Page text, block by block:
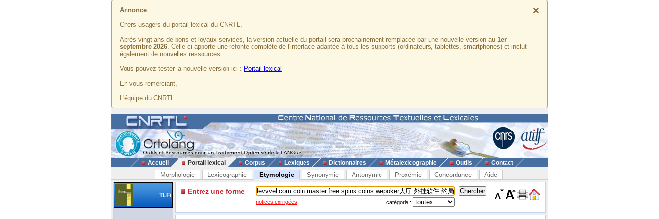
×
Annonce
Chers usagers du portail lexical du CNRTL,
Après vingt ans de bons et loyaux services, la version actuelle du portail sera prochainement remplacée par une nouvelle version au 1er
septembre 2026. Celle-ci apporte une refonte complète de l'interface adaptée à tous les supports (ordinateurs, tablettes, smartphones) et inclut
également de nouvelles ressources.
Vous pouvez tester la nouvelle version ici : Portail lexical
En vous remerciant,
L'équipe du CNRTL
Accueil Portail lexical Corpus Lexiques Dictionnaires Métalexicographie Outils Contact
Morphologie Lexicographie Etymologie Synonymie Antonymie Proxémie Concordance Aide
TLFi Entrez une forme
notices corrigées catégorie :